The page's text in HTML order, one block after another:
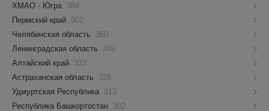
ХМАО - Югра 384
Пермский край 362
Челябинская область
360
Ленинградская область
349
Алтайский край 333
Астраханская область
325
Удмуртская Республика 313
Республика Башкортостан 302